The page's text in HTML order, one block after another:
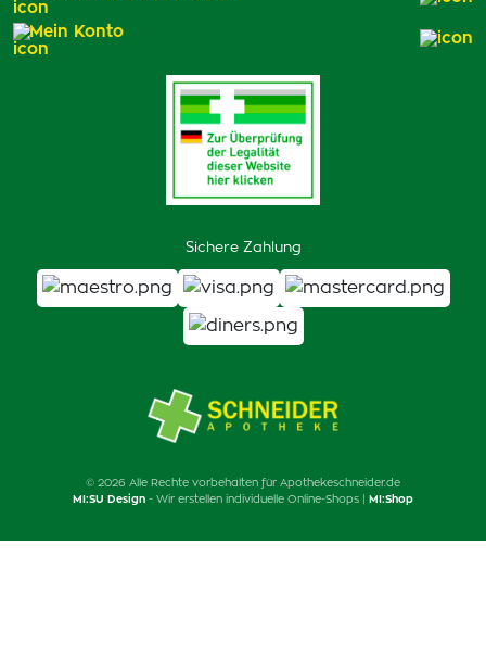
Sichere Zahlung
Mein Konto
© 2026 Alle Rechte vorbehalten für Apothekeschneider.de
MI:SU Design - Wir erstellen individuelle Online-Shops | MI:Shop